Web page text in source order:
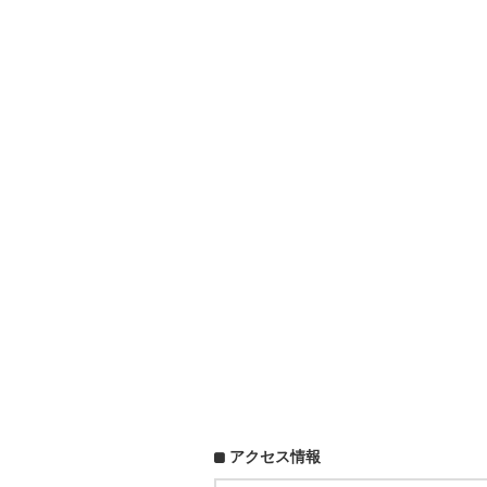
アクセス情報